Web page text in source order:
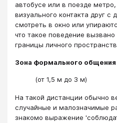
автобусе или в поезде
визуального контакта друг с
смотреть в окно или
что такое поведение
границы личного
Зона формального общения
(от 1,5 м до 3 м)
На такой дистанции обычно
случайные и малозначимые
знакомо выражение